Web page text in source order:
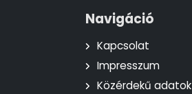
Navigáció
Kapcsolat
Impresszum
Közérdekű adatok